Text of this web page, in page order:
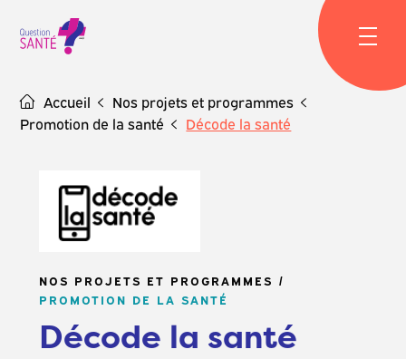
content
Accueil
Nos projets et programmes
Promotion de la santé
Décode la santé
NOS PROJETS ET PROGRAMMES
PROMOTION DE LA SANTÉ
Décode la santé